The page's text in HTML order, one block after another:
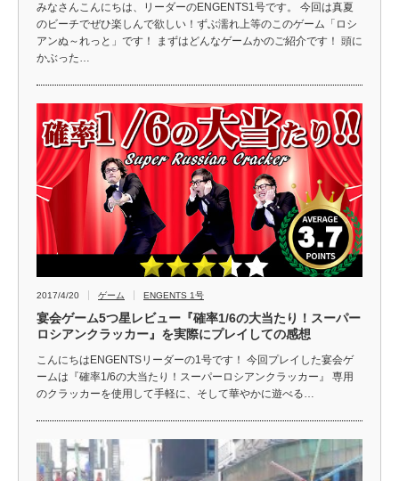
みなさんこんにちは、リーダーのENGENTS1号です。 今回は真夏
のビーチでぜひ楽しんで欲しい！ずぶ濡れ上等のこのゲーム「ロシ
アンぬ～れっと」です！ まずはどんなゲームかのご紹介です！ 頭に
かぶった…
2017/4/20 ゲーム ENGENTS 1号
宴会ゲーム5つ星レビュー『確率1/6の大当たり！スーパー
ロシアンクラッカー』を実際にプレイしての感想
こんにちはENGENTSリーダーの1号です！ 今回プレイした宴会ゲ
ームは『確率1/6の大当たり！スーパーロシアンクラッカー』 専用
のクラッカーを使用して手軽に、そして華やかに遊べる…